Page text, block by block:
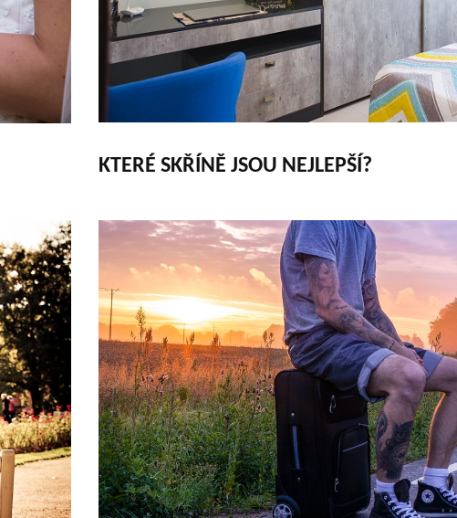
KTERÉ SKŘÍNĚ JSOU NEJLEPŠÍ?